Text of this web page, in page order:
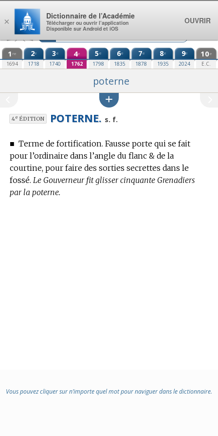
Aller au contenu
1 re
1694
2e
1718
3e
1740
4e
1762
5e
1798
6e
1835
7e
1878
8e
1935
9e
2024
10e
E.C.
poterne
4eÉDITION POTERNE. s. f.
■ Terme de fortification. Fausse porte qui se fait
pour l’ordinaire dans l’angle du flanc & de la
courtine, pour faire des sorties secrettes dans le
fossé. Le Gouverneur fit glisser cinquante Grenadiers
par la poterne.
Vous pouvez cliquer sur n’importe quel mot pour naviguer dans le dictionnaire.
×
Dictionnaire de l’Académie
Télécharger ou ouvrir l’application
Disponible sur Android et iOS
OUVRIR